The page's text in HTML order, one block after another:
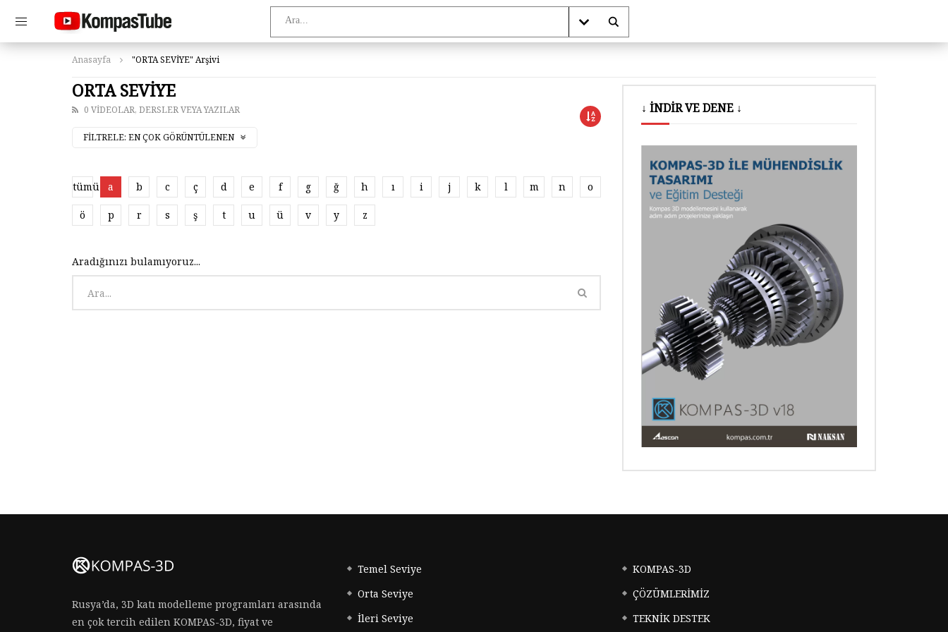
Anasayfa "ORTA SEVİYE" Arşivi
ORTA SEVİYE
0 VIDEOLAR, DERSLER VEYA YAZILAR
FILTRELE: EN ÇOK GÖRÜNTÜLENEN
tümü a b c ç d e f g ğ h ı i j k l m n o
ö p r s ş t u ü v y z
Aradığınızı bulamıyoruz...
↓ İNDİR VE DENE ↓
Rusya’da, 3D katı modelleme programları arasında
en çok tercih edilen KOMPAS-3D, fiyat ve
Temel Seviye
Orta Seviye
İleri Seviye
KOMPAS-3D
ÇÖZÜMLERİMİZ
TEKNİK DESTEK